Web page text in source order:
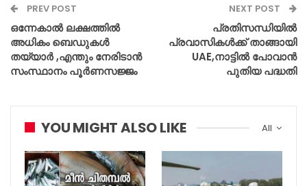
PREV POST
ഒന്നേകാൽ ലക്ഷത്തിൽ
അധികം ബെഡുകൾ
തയ്യാർ ,എന്തും നേരിടാൻ
സംസ്ഥാനം പൂർണസജ്ജം
NEXT POST
പ്രതിസന്ധിയിൽ
പ്രവാസികൾക്ക് താങ്ങായി
UAE,നാട്ടില്‍ പോവാന്‍
പുതിയ പദ്ധതി
All
YOU MIGHT ALSO LIKE